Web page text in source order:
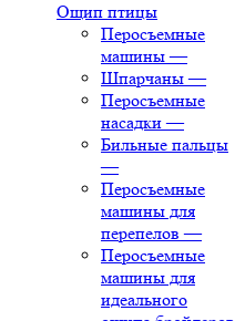
Ощип птицы
Перосъемные
машины —
Шпарчаны —
Перосъемные
насадки —
Бильные пальцы
—
Перосъемные
машины для
перепелов —
Перосъемные
машины для
идеального